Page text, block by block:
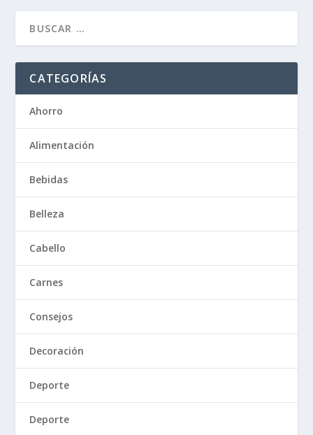
CATEGORÍAS
Ahorro
Alimentación
Bebidas
Belleza
Cabello
Carnes
Consejos
Decoración
Deporte
Deporte